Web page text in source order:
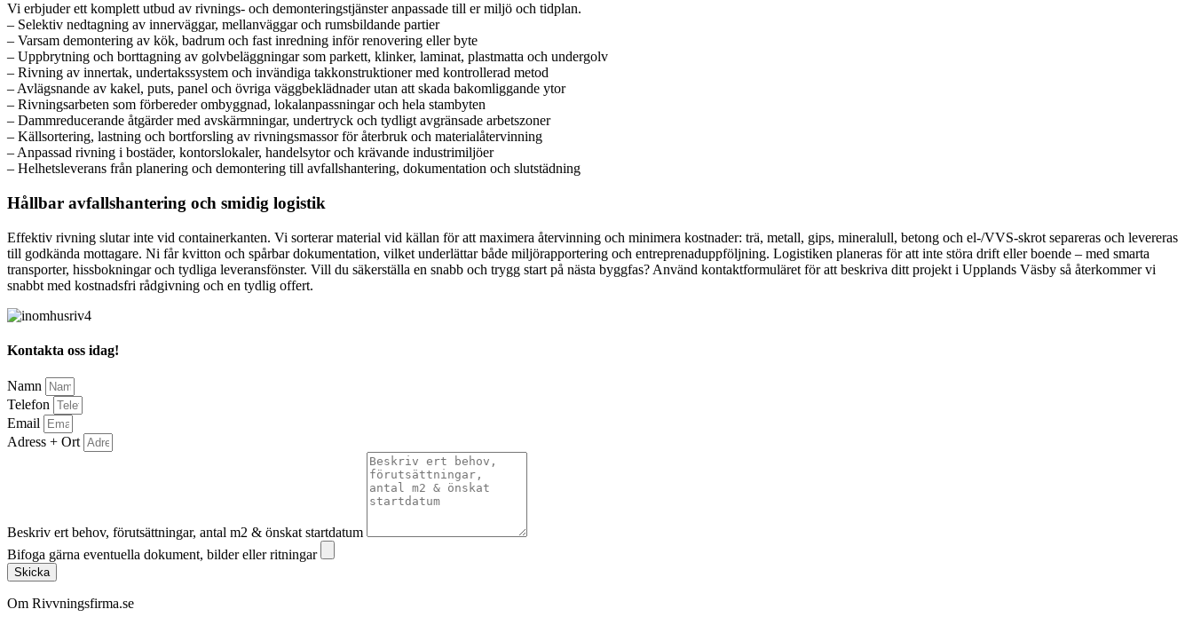
Vi erbjuder ett komplett utbud av rivnings- och demonteringstjänster anpassade till er miljö och tidplan.
– Selektiv nedtagning av innerväggar, mellanväggar och rumsbildande partier
– Varsam demontering av kök, badrum och fast inredning inför renovering eller byte
– Uppbrytning och borttagning av golvbeläggningar som parkett, klinker, laminat, plastmatta och undergolv
– Rivning av innertak, undertakssystem och invändiga takkonstruktioner med kontrollerad metod
– Avlägsnande av kakel, puts, panel och övriga väggbeklädnader utan att skada bakomliggande ytor
– Rivningsarbeten som förbereder ombyggnad, lokalanpassningar och hela stambyten
– Dammreducerande åtgärder med avskärmningar, undertryck och tydligt avgränsade arbetszoner
– Källsortering, lastning och bortforsling av rivningsmassor för återbruk och materialåtervinning
– Anpassad rivning i bostäder, kontorslokaler, handelsytor och krävande industrimiljöer
– Helhetsleverans från planering och demontering till avfallshantering, dokumentation och slutstädning
Hållbar avfallshantering och smidig logistik
Effektiv rivning slutar inte vid containerkanten. Vi sorterar material vid källan för att maximera återvinning och minimera kostnader: trä, metall, gips, mineralull, betong och el-/VVS-skrot separeras och levereras
till godkända mottagare. Ni får kvitton och spårbar dokumentation, vilket underlättar både miljörapportering och entreprenaduppföljning. Logistiken planeras för att inte störa drift eller boende – med smarta
transporter, hissbokningar och tydliga leveransfönster. Vill du säkerställa en snabb och trygg start på nästa byggfas? Använd kontaktformuläret för att beskriva ditt projekt i Upplands Väsby så återkommer vi
snabbt med kostnadsfri rådgivning och en tydlig offert.
Kontakta oss idag!
Namn
Telefon
Email
Adress + Ort
Beskriv ert behov, förutsättningar, antal m2 & önskat startdatum
Bifoga gärna eventuella dokument, bilder eller ritningar
Skicka
Om Rivvningsfirma.se